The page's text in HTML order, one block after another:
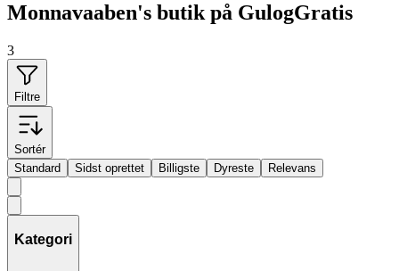
Monnavaaben's butik på GulogGratis
3
Filtre
Sortér
Standard
Sidst oprettet Billigste Dyreste Relevans
Kategori